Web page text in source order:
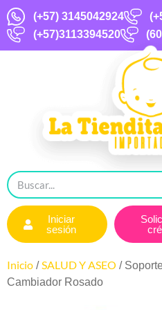
(+57) 3145042924
(+57)3113394520
Iniciar
sesión
Inicio /SALUD Y ASEO /
Cambiador Rosado